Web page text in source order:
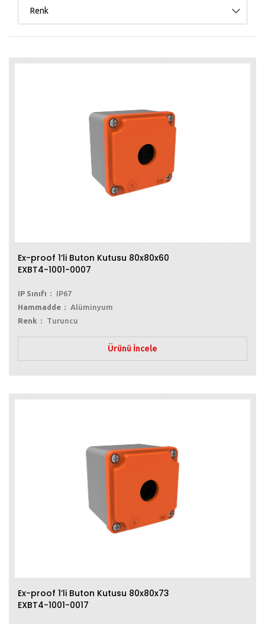
Renk
Ex-proof 1’li Buton Kutusu 80x80x60
EXBT4-1001-0007
IP Sınıfı
IP67
Hammadde
Alüminyum
Renk
Turuncu
Ürünü İncele
Ex-proof 1’li Buton Kutusu 80x80x73
EXBT4-1001-0017